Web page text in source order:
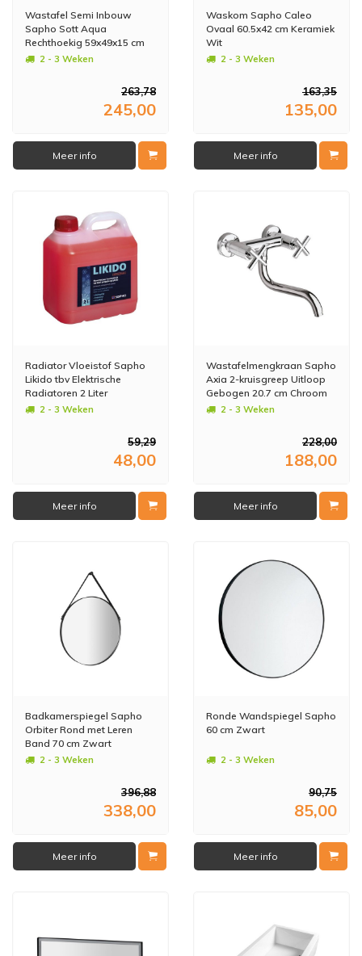
Wastafel Semi Inbouw
Sapho Sott Aqua
Rechthoekig 59x49x15 cm
Keramiek Wit
2 - 3 Weken
263,78
245,00
Meer info
Waskom Sapho Caleo
Ovaal 60.5x42 cm Keramiek
Wit
2 - 3 Weken
163,35
135,00
Meer info
Radiator Vloeistof Sapho
Likido tbv Elektrische
Radiatoren 2 Liter
2 - 3 Weken
59,29
48,00
Meer info
Wastafelmengkraan Sapho
Axia 2-kruisgreep Uitloop
Gebogen 20.7 cm Chroom
2 - 3 Weken
228,00
188,00
Meer info
Badkamerspiegel Sapho
Orbiter Rond met Leren
Band 70 cm Zwart
2 - 3 Weken
396,88
338,00
Meer info
Ronde Wandspiegel Sapho
60 cm Zwart
2 - 3 Weken
90,75
85,00
Meer info